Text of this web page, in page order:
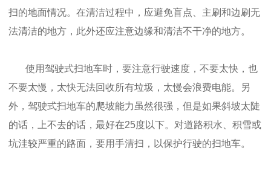
扫的地面情况。在清洁过程中，应避免盲点、主刷和边刷无
法清洁的地方，此外还应注意边缘和清洁不干净的地方。
使用驾驶式扫地车时，要注意行驶速度，不要太快，也
不要太慢，太快无法回收所有垃圾，太慢会浪费电能。另
外，驾驶式扫地车的爬坡能力虽然很强，但是如果斜坡太陡
的话，上不去的话，最好在25度以下。对道路积水、积雪或
坑洼较严重的路面，要用手清扫，以保护行驶的扫地车。